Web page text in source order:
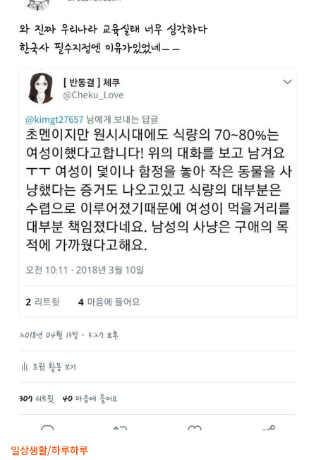
하게 그 부분을 명시해야..
일상생활/하루하루